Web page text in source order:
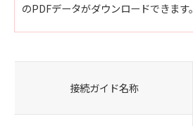
のPDFデータがダウンロードできます。
接続ガイド名称